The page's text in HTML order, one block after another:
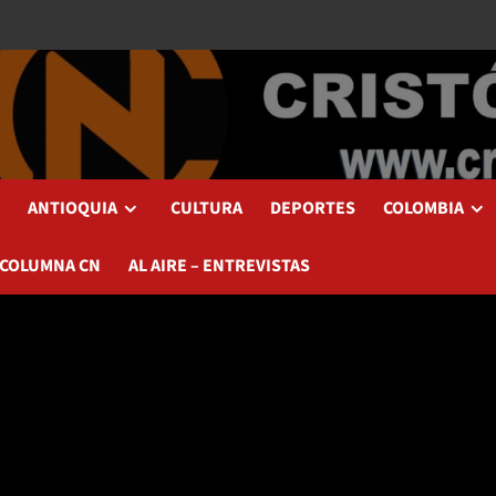
ANTIOQUIA CULTURA DEPORTES COLOMBIA
CN AL AIRE – ENTREVISTAS